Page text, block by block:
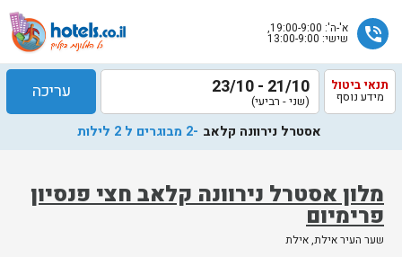
phone_in_talk א'-ה': 19:00-9:00,
שישי: 13:00-9:00
מלון אסטרל נירוונה קלאב חצי פנסיון
פרימיום
שער העיר אילת, אילת
תנאי ביטול
מידע נוסף 21/10 - 23/10
(שני - רביעי) עריכה
אסטרל נירוונה קלאב -2 מבוגרים ל 2 לילות
שלח